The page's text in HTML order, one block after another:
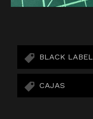
BLACK LABEL
CAJAS